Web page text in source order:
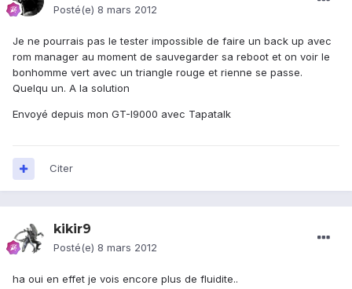
Posté(e) 8 mars 2012
Je ne pourrais pas le tester impossible de faire un back up avec
rom manager au moment de sauvegarder sa reboot et on voir le
bonhomme vert avec un triangle rouge et rienne se passe.
Quelqu un. A la solution
Envoyé depuis mon GT-I9000 avec Tapatalk
Citer
kikir9
Posté(e) 8 mars 2012
ha oui en effet je vois encore plus de fluidite..